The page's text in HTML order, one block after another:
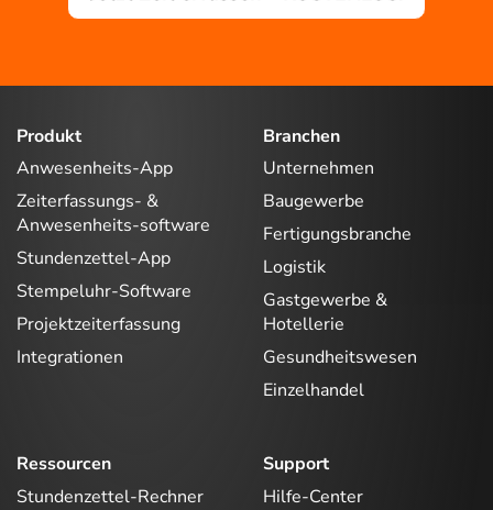
Produkt
Anwesenheits-App
Zeiterfassungs- &
Anwesenheits-software
Stundenzettel-App
Stempeluhr-Software
Projektzeiterfassung
Integrationen
Branchen
Unternehmen
Baugewerbe
Fertigungsbranche
Logistik
Gastgewerbe &
Hotellerie
Gesundheitswesen
Einzelhandel
Ressourcen
Stundenzettel-Rechner
Support
Hilfe-Center